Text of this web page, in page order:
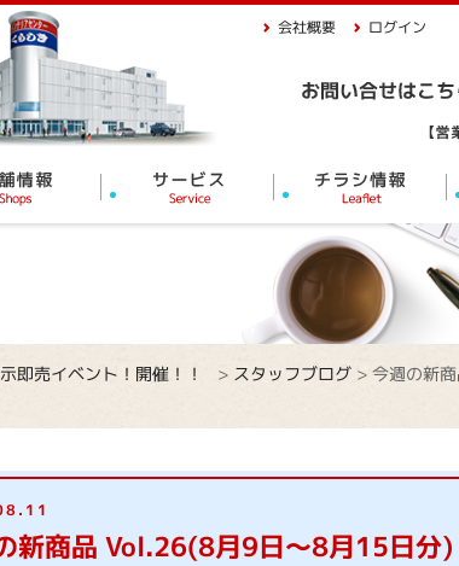
会社概要 ログイン
即売イベント！開催！！ > スタッフブログ > 今週の新
新商品 Vol.26(8月9日～8月15日分)
《期間
8/8(土)～8/16(日)》